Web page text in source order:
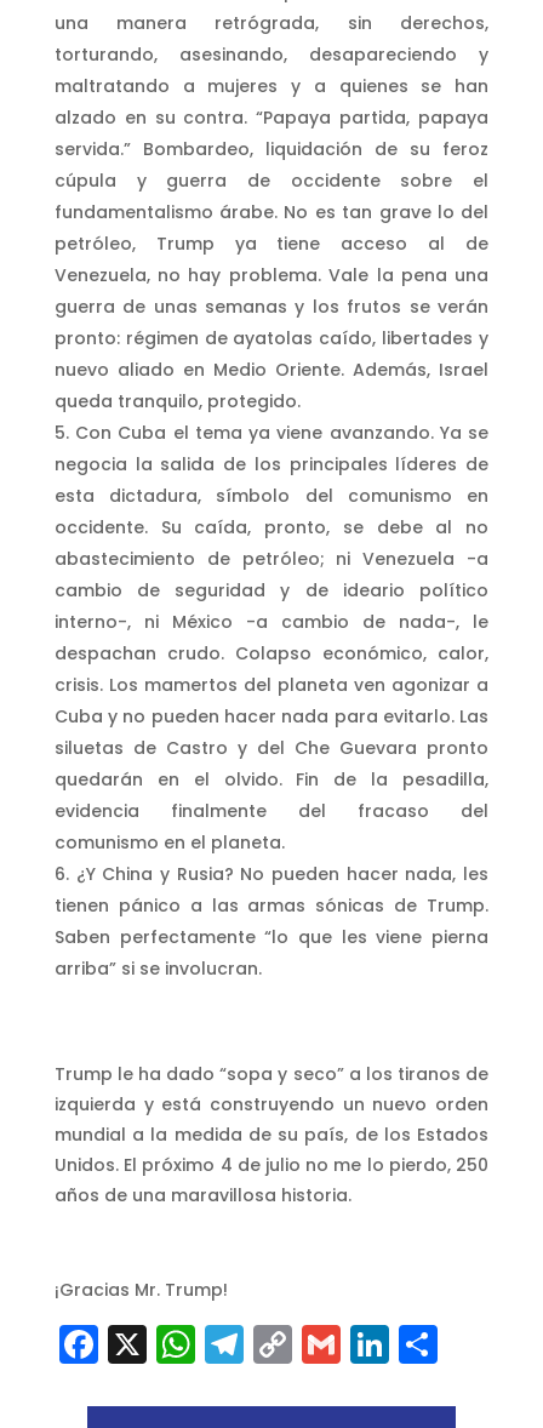
una manera retrógrada, sin derechos,
torturando, asesinando, desapareciendo y
maltratando a mujeres y a quienes se han
alzado en su contra. “Papaya partida, papaya
servida.” Bombardeo, liquidación de su feroz
cúpula y guerra de occidente sobre el
fundamentalismo árabe. No es tan grave lo del
petróleo, Trump ya tiene acceso al de
Venezuela, no hay problema. Vale la pena una
guerra de unas semanas y los frutos se verán
pronto: régimen de ayatolas caído, libertades y
nuevo aliado en Medio Oriente. Además, Israel
queda tranquilo, protegido.
Con Cuba el tema ya viene avanzando. Ya se
negocia la salida de los principales líderes de
esta dictadura, símbolo del comunismo en
occidente. Su caída, pronto, se debe al no
abastecimiento de petróleo; ni Venezuela -a
cambio de seguridad y de ideario político
interno-, ni México -a cambio de nada-, le
despachan crudo. Colapso económico, calor,
crisis. Los mamertos del planeta ven agonizar a
Cuba y no pueden hacer nada para evitarlo. Las
siluetas de Castro y del Che Guevara pronto
quedarán en el olvido. Fin de la pesadilla,
evidencia finalmente del fracaso del
comunismo en el planeta.
¿Y China y Rusia? No pueden hacer nada, les
tienen pánico a las armas sónicas de Trump.
Saben perfectamente “lo que les viene pierna
arriba” si se involucran.
Trump le ha dado “sopa y seco” a los tiranos de
izquierda y está construyendo un nuevo orden
mundial a la medida de su país, de los Estados
Unidos. El próximo 4 de julio no me lo pierdo, 250
años de una maravillosa historia.
¡Gracias Mr. Trump!
Facebook
X WhatsApp
Telegram
Copy
Link
Gmail